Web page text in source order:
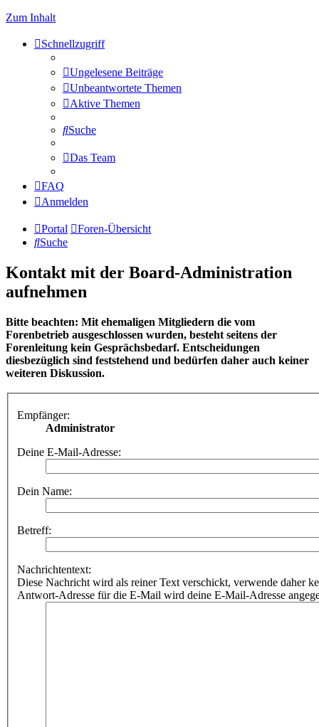
Zum Inhalt
Schnellzugriff
Ungelesene Beiträge
Unbeantwortete Themen
Aktive Themen
Suche
Das Team
FAQ
Anmelden
Portal
Foren-Übersicht
Suche
Kontakt mit der Board-Administration
aufnehmen
Bitte beachten: Mit ehemaligen Mitgliedern die vom
Forenbetrieb ausgeschlossen wurden, besteht seitens der
Forenleitung kein Gesprächsbedarf. Entscheidungen
diesbezüglich sind feststehend und bedürfen daher auch keiner
weiteren Diskussion.
Empfänger:
Administrator
Deine E-Mail-Adresse:
Dein Name:
Betreff:
Nachrichtentext:
Diese Nachricht wird als reiner Text verschickt, verwende daher
Antwort-Adresse für die E-Mail wird deine E-Mail-Adresse